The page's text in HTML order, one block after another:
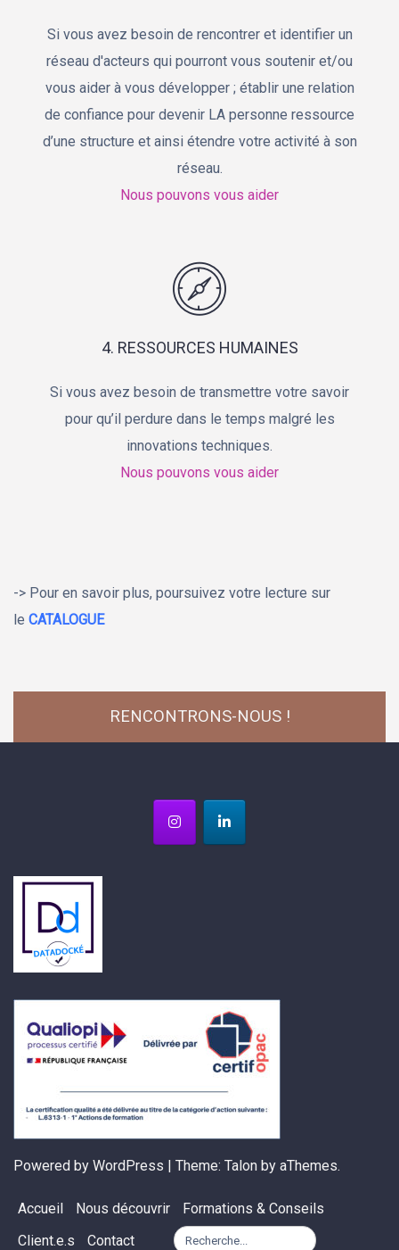
Si vous avez besoin de rencontrer et identifier un
réseau d'acteurs qui pourront vous soutenir et/ou
vous aider à vous développer ; établir une relation
de confiance pour devenir LA personne ressource
d’une structure et ainsi étendre votre activité à son
réseau.
Nous pouvons vous aider
4. RESSOURCES HUMAINES
Si vous avez besoin de transmettre votre savoir
pour qu’il perdure dans le temps malgré les
innovations techniques.
Nous pouvons vous aider
-> Pour en savoir plus, poursuivez votre lecture sur
le CATALOGUE
RENCONTRONS-NOUS !
Powered by WordPress Theme: Talon by aThemes.
Accueil Nous découvrir
Formations & Conseils
Client.e.s
Contact
Search